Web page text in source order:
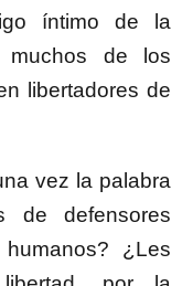
íntimo de la
muchos de los
libertadores de
vez la palabra
de defensores
¿Les